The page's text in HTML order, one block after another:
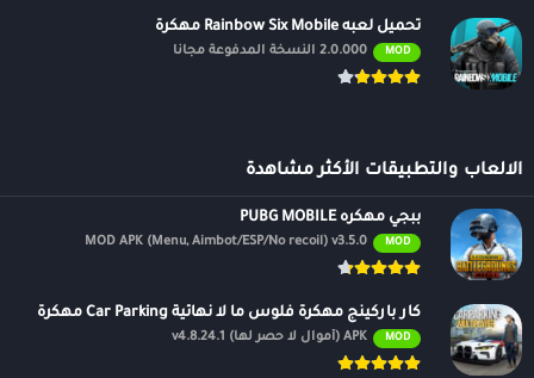
تحميل لعبه Rainbow Six Mobile مهكرة
MOD 2.0.000 النسخة المدفوعة مجانًا
الالعاب والتطبيقات الأكثر مشاهدة
ببجي مهكره PUBG MOBILE
MOD
MOD APK (Menu, Aimbot/ESP/No recoil) v3.5.0
كار باركينج مهكرة فلوس ما لا نهائية Car Parking مهكرة
MOD APK (أموال لا حصر لها) v4.8.24.1